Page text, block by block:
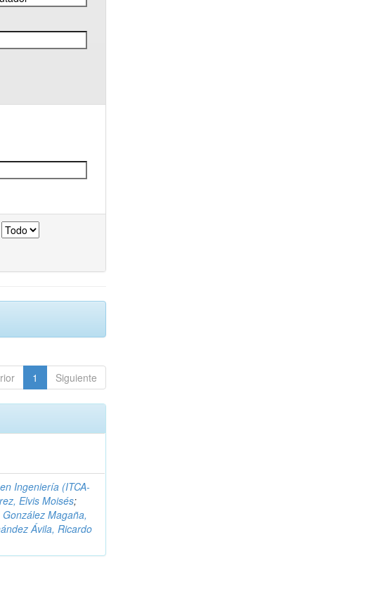
1 Siguiente
Ingeniería (ITCA-
Elvis Moisés;
González Magaña,
Ávila, Ricardo